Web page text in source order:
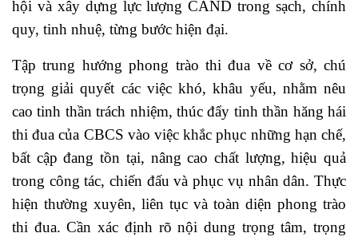
hội và xây dựng lực lượng CAND trong sạch, chính
quy, tinh nhuệ, từng bước hiện đại.
Tập trung hướng phong trào thi đua về cơ sở, chú
trọng giải quyết các việc khó, khâu yếu, nhằm nêu
cao tinh thần trách nhiệm, thúc đẩy tinh thần hăng hái
thi đua của CBCS vào việc khắc phục những hạn chế,
bất cập đang tồn tại, nâng cao chất lượng, hiệu quả
trong công tác, chiến đấu và phục vụ nhân dân. Thực
hiện thường xuyên, liên tục và toàn diện phong trào
thi đua. Cần xác định rõ nội dung trọng tâm, trọng